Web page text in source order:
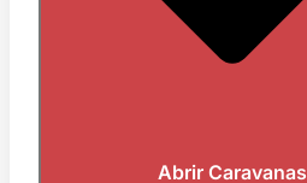
Abrir Caravanas